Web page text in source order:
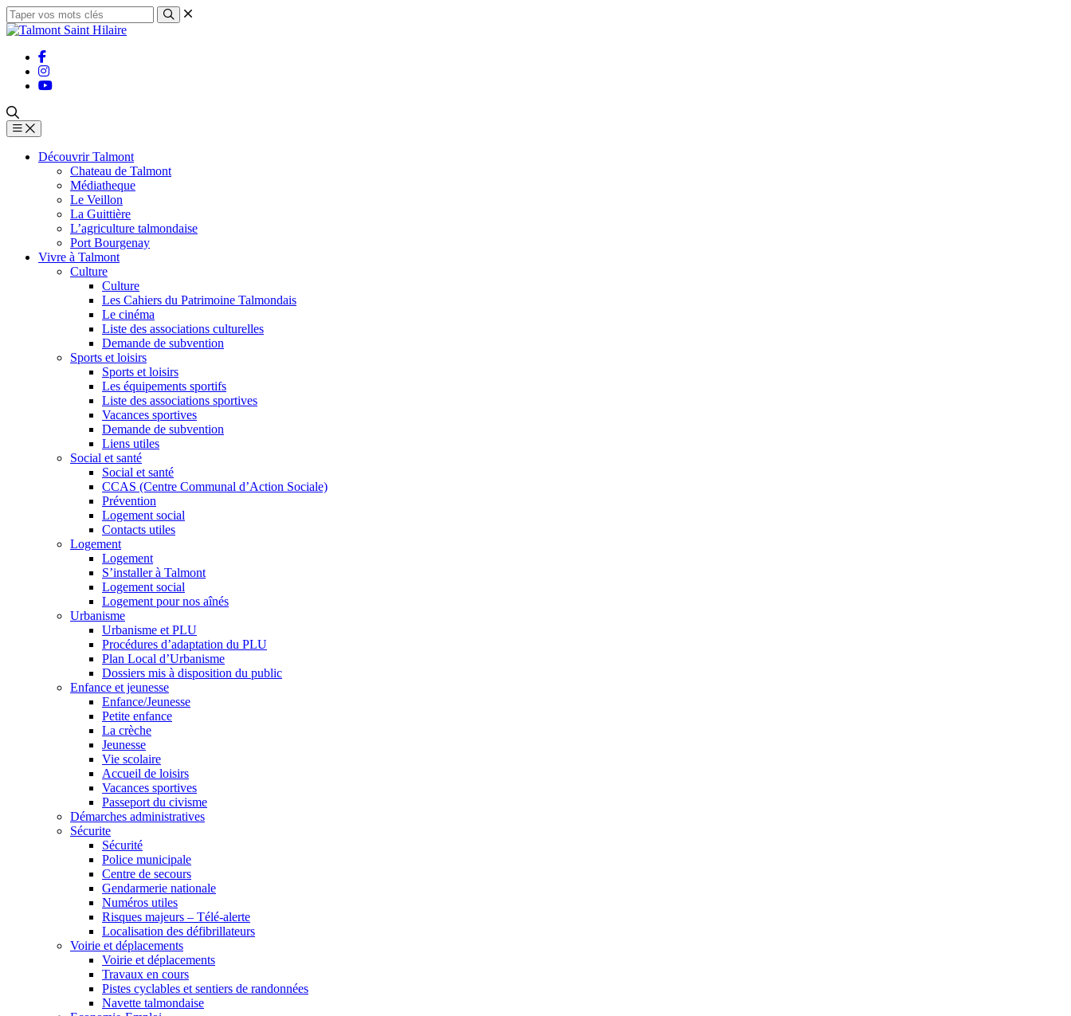
Découvrir Talmont
Chateau de Talmont
Médiatheque
Le Veillon
La Guittière
L’agriculture talmondaise
Port Bourgenay
Vivre à Talmont
Culture
Culture
Les Cahiers du Patrimoine Talmondais
Le cinéma
Liste des associations culturelles
Demande de subvention
Sports et loisirs
Sports et loisirs
Les équipements sportifs
Liste des associations sportives
Vacances sportives
Demande de subvention
Liens utiles
Social et santé
Social et santé
CCAS (Centre Communal d’Action Sociale)
Prévention
Logement social
Contacts utiles
Logement
Logement
S’installer à Talmont
Logement social
Logement pour nos aînés
Urbanisme
Urbanisme et PLU
Procédures d’adaptation du PLU
Plan Local d’Urbanisme
Dossiers mis à disposition du public
Enfance et jeunesse
Enfance/Jeunesse
Petite enfance
La crèche
Jeunesse
Vie scolaire
Accueil de loisirs
Vacances sportives
Passeport du civisme
Démarches administratives
Sécurite
Sécurité
Police municipale
Centre de secours
Gendarmerie nationale
Numéros utiles
Risques majeurs – Télé-alerte
Localisation des défibrillateurs
Voirie et déplacements
Voirie et déplacements
Travaux en cours
Pistes cyclables et sentiers de randonnées
Navette talmondaise